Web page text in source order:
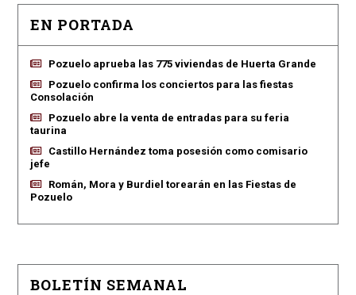
EN PORTADA
Pozuelo aprueba las 775 viviendas de Huerta Grande
Pozuelo confirma los conciertos para las fiestas
Consolación
Pozuelo abre la venta de entradas para su feria
taurina
Castillo Hernández toma posesión como comisario
jefe
Román, Mora y Burdiel torearán en las Fiestas de
Pozuelo
BOLETÍN SEMANAL